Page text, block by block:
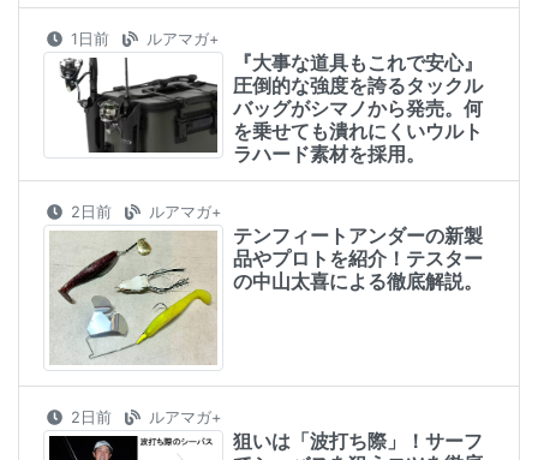
1日前 ルアマガ+
『大事な道具もこれで安心』
圧倒的な強度を誇るタックル
バッグがシマノから発売。何
を乗せても潰れにくいウルト
ラハード素材を採用。
2日前 ルアマガ+
テンフィートアンダーの新製
品やプロトを紹介！テスター
の中山太喜による徹底解説。
2日前 ルアマガ+
狙いは「波打ち際」！サーフ